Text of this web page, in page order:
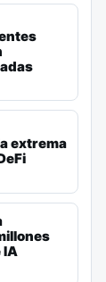
extrema
IA